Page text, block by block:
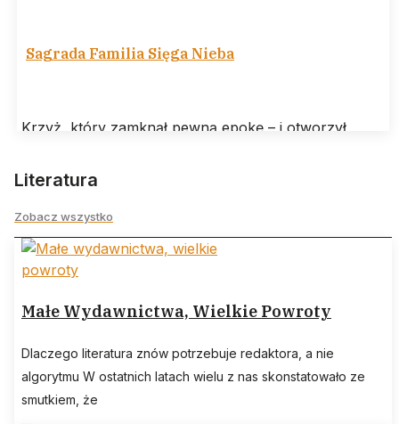
Sagrada Familia Sięga Nieba
Krzyż, który zamknął pewną epokę – i otworzył
nazwać architektonicznym „amen” po
Literatura
Zobacz wszystko
Małe Wydawnictwa, Wielkie Powroty
Dlaczego literatura znów potrzebuje redaktora, a nie
algorytmu W ostatnich latach wielu z nas skonstatowało ze
smutkiem, że